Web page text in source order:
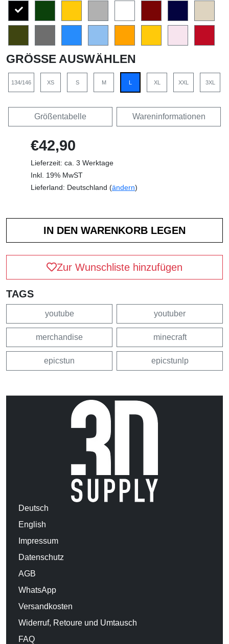
GRÖSSE AUSWÄHLEN
134/146 XS S M L XL XXL 3XL
Größentabelle Wareninformationen
€42,90
Lieferzeit: ca. 3 Werktage
Inkl. 19% MwST
Lieferland: Deutschland (ändern)
Zur Wunschliste hinzufügen
TAGS
youtube youtuber
merchandise minecraft
epicstun epicstunlp
Deutsch
English
Impressum
Datenschutz
AGB
WhatsApp
Versandkosten
Widerruf, Retoure und Umtausch
FAQ